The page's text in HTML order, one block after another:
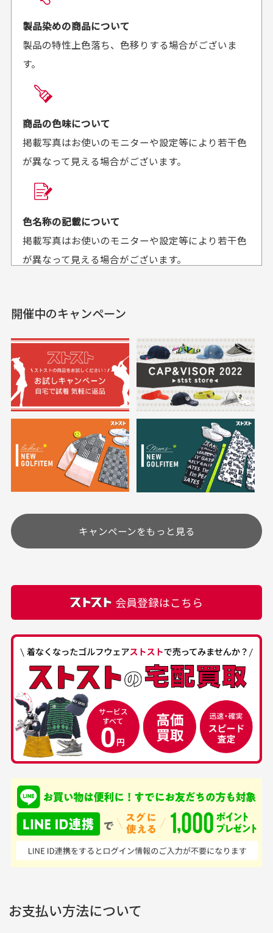
がとうございます。丁寧
に梱包されていて、商品
の状態も良好でした。気
があればよろしくお願い
来ました。またお願いし
セールかつポイント
も使えて、お得に購
入出来ました
セールかつポイントも使
満足です。
おります
欲しかったスカートが購
30代女性
高価なブルゾンがお
購入できました。状態も
最高でした。
30代女性
いつも素敵な商品を
す
商品をありがとうござい
ます。
30代男性
中古ゴルフウェアの
品揃えがすごい
て、ここまでゴルフブラ
ンドの取り扱いがあるの
はすごい。 毎日たくさ
んの商品がアップされて
いるので新作チェックす
50代男性
安心して中古ウェア
を買えるお店です
品ですが綺麗に梱包され
ており商品を大切にして
いる感が伝わってきまし
た 「フロント部分に汚
れあり」と記載ありまし
お届け希望日時をご指定頂けます。
ご注文時にご指定下さい。
商品の受け渡しは、ゆうパックでの配送のみとさせて
頂いております。
商品購入からどれくらいで発送してもらえます
か？
平日午前9時までのご注文で最短当日発送させて頂いて
せて頂いております。
送料はいくらかかりますか？
何点ご購入頂いた場合も全国一律で800円とさせて頂
いております。(1配送先につき)
また5,000円(税込)以上お買い物をして頂けた場合は送
※必ず１つのショッピングカートに複数商品を入れて
ご注文下さいませ。
定休日はありますか？
土.日.祝日は定休日となっております。
その他の休日につきましてはサイト上にて告知させて
頂きます。
カートの有効時間はありますか？
は自動的にカート内の商品が削除されますのでご注意
下さい。
お気に入り機能をご利用下さい。
製品染めの商品について
製品の特性上色落ち、色移りする場合がございま
す。
商品の色味について
掲載写真はお使いのモニターや設定等により若干色
が異なって見える場合がございます。
色名称の記載について
掲載写真はお使いのモニターや設定等により若干色
が異なって見える場合がございます。
実寸サイズについて
一点一点手作業で計測しておりますので、若干の誤
差が生じる場合がございます。
においについて
ユーズド商品の特性故、メンテンスを行っておりま
すが、におい（煙草、香水、お香、古着特有の香
り、柔軟剤等)が付着している場合がございます。
付属品について
付属品の記載につきましては、弊社に入荷した時点
ある場合もございます。
経年劣化について
当店では商品の管理には細心の注意を払っておりま
すが、経年により素材の劣化やパーツの強度低下が
生じている場合がございます。
銀行振込（前払い）
入金確認後商品発送となります。
※土曜、日曜、祝日は入金確認及び発送業務は致しておりま
せん。
尚、お振込み手数料はお客様ご負担となります。入金確認後
商品発送となります。
ご注文頂いてから7日以内をお振込み期限とさせ
りますのでご了承くださいませ。
申し込まれた商品と届いた商品が異なっている場合
商品説明に記載されていない汚れやダメージがある商品
の場合
開催中のキャンペーン
キャンペーンをもっと見る
会員登録はこちら
お支払い方法について